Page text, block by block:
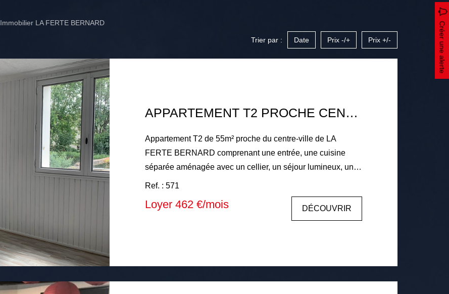
Immobilier LA FERTE BERNARD Créer une alerte
Trier par : Date Prix -/+ Prix +/-
APPARTEMENT T2 PROCHE CENTRE-VILLE DE LA FERTE BERNARD
Appartement T2 de 55m² proche du centre-ville de LA
FERTE BERNARD comprenant une entrée, une cuisine
séparée aménagée avec un cellier, un séjour lumineux, un
couloir avec placards, une chambre, une salle d'eau et des
toilettes séparées. Le logement dispose d'une cave.
Chauffage collectif à 30% au gaz de ville et 70% réparti
selon les décompteurs individuels, Eau froide collective et
collective, chauffage au gaz de ville collectif à 30%, entretien
et électricité des parties communes, entretien des extérieurs)
Ref. : 571
Loyer 462 €/mois DÉCOUVRIR